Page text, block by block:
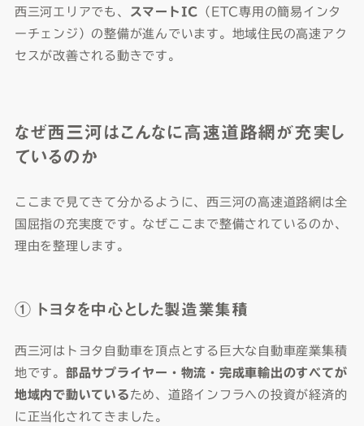
西三河エリアでも、 スマートIC （ETC専用の簡易インタ
ーチェンジ）の整備が進んでいます。地域住民の高速アク
セスが改善される動きです。
なぜ西三河はこんなに高速道路網が充実し
ているのか
ここまで見てきて分かるように、西三河の高速道路網は全
国屈指の充実度です。なぜここまで整備されているのか、
理由を整理します。
① トヨタを中心とした製造業集積
西三河はトヨタ自動車を頂点とする巨大な自動車産業集積
地です。 部品サプライヤー・物流・完成車輸出のすべてが
地域内で動いている ため、道路インフラへの投資が経済的
に正当化されてきました。